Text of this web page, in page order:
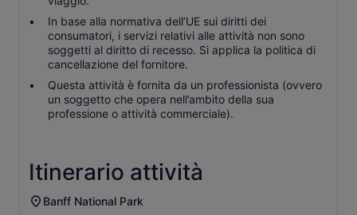
In base alla normativa dell’UE sui diritti dei
consumatori, i servizi relativi alle attività non sono
soggetti al diritto di recesso. Si applica la politica di
cancellazione del fornitore.
Questa attività è fornita da un professionista (ovvero
un soggetto che opera nell’ambito della sua
professione o attività commerciale).
Itinerario attività
Banff National Park